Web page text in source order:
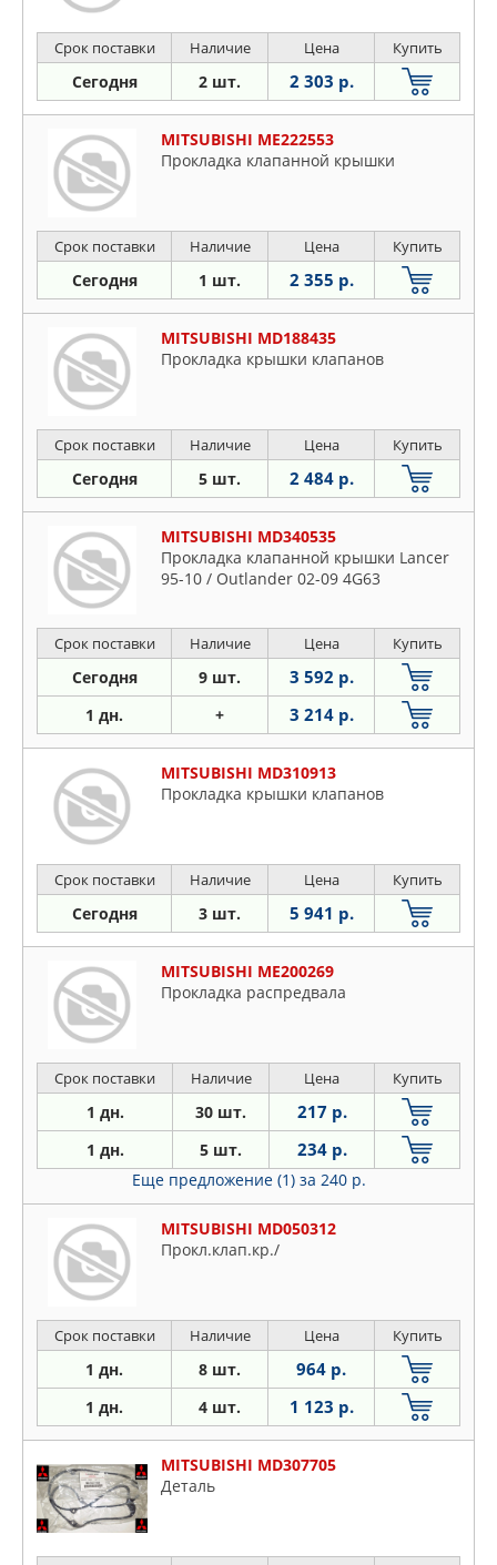
Срок поставки Наличие Цена Купить
Сегодня 2 шт. 2 303 р.
MITSUBISHI ME222553
Прокладка клапанной крышки
Срок поставки Наличие Цена Купить
Сегодня 1 шт. 2 355 р.
MITSUBISHI MD188435
Прокладка крышки клапанов
Срок поставки Наличие Цена Купить
Сегодня 5 шт. 2 484 р.
MITSUBISHI MD340535
Прокладка клапанной крышки Lancer
95-10 / Outlander 02-09 4G63
Срок поставки Наличие Цена Купить
Сегодня 9 шт. 3 592 р.
1 дн. + 3 214 р.
MITSUBISHI MD310913
Прокладка крышки клапанов
Срок поставки Наличие Цена Купить
Сегодня 3 шт. 5 941 р.
MITSUBISHI ME200269
Прокладка распредвала
Срок поставки Наличие Цена Купить
1 дн. 30 шт. 217 р.
1 дн. 5 шт. 234 р.
Еще предложение (1) за 240 р.
MITSUBISHI MD050312
Прокл.клап.кр./
Срок поставки Наличие Цена Купить
1 дн. 8 шт. 964 р.
1 дн. 4 шт. 1 123 р.
MITSUBISHI MD307705
Деталь